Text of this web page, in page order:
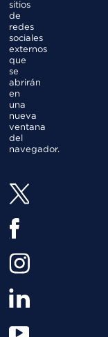
sitios
de
redes
sociales
externos
que
se
abrirán
en
una
nueva
ventana
del
navegador.